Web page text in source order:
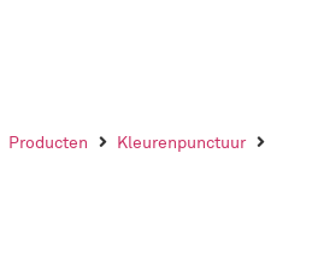
Producten
Kleurenpunctuur